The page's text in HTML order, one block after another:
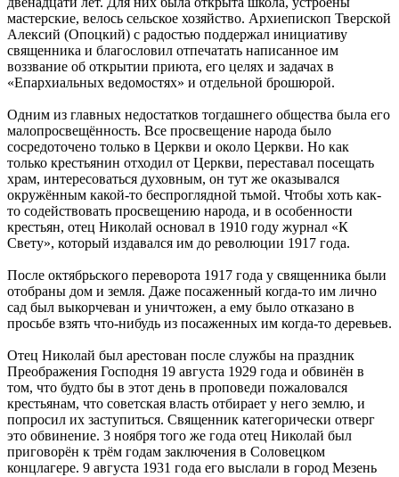
мастерские, велось сельское хозяйство. Архиепископ Тверской
Алексий (Опоцкий) с радостью поддержал инициативу
священника и благословил отпечатать написанное им
воззвание об открытии приюта, его целях и задачах в
«Епархиальных ведомостях» и отдельной брошюрой.
Одним из главных недостатков тогдашнего общества была его
малопросвещённость. Все просвещение народа было
сосредоточено только в Церкви и около Церкви. Но как
только крестьянин отходил от Церкви, переставал посещать
храм, интересоваться духовным, он тут же оказывался
окружённым какой-то беспроглядной тьмой. Чтобы хоть как-
то содействовать просвещению народа, и в особенности
крестьян, отец Николай основал в 1910 году журнал «К
Свету», который издавался им до революции 1917 года.
После октябрьского переворота 1917 года у священника были
отобраны дом и земля. Даже посаженный когда-то им лично
сад был выкорчеван и уничтожен, а ему было отказано в
просьбе взять что-нибудь из посаженных им когда-то деревьев.
Отец Николай был арестован после службы на праздник
Преображения Господня 19 августа 1929 года и обвинён в
том, что будто бы в этот день в проповеди пожаловался
крестьянам, что советская власть отбирает у него землю, и
попросил их заступиться. Священник категорически отверг
это обвинение. 3 ноября того же года отец Николай был
приговорён к трём годам заключения в Соловецком
концлагере. 9 августа 1931 года его выслали в город Мезень